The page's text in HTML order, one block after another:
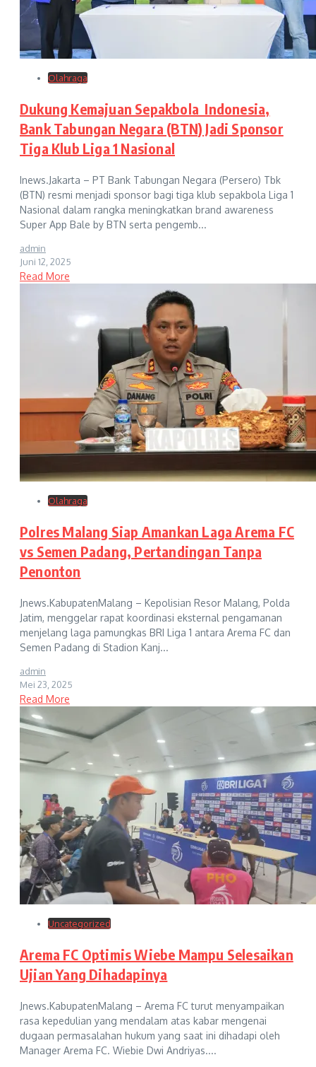
Olahraga
Dukung Kemajuan Sepakbola Indonesia,
Bank Tabungan Negara (BTN) Jadi Sponsor
Tiga Klub Liga 1 Nasional
Inews.Jakarta – PT Bank Tabungan Negara (Persero) Tbk
(BTN) resmi menjadi sponsor bagi tiga klub sepakbola Liga 1
Nasional dalam rangka meningkatkan brand awareness
Super App Bale by BTN serta pengemb...
admin
Juni 12, 2025
Read More
Olahraga
Polres Malang Siap Amankan Laga Arema FC
vs Semen Padang, Pertandingan Tanpa
Penonton
Jnews.KabupatenMalang – Kepolisian Resor Malang, Polda
Jatim, menggelar rapat koordinasi eksternal pengamanan
menjelang laga pamungkas BRI Liga 1 antara Arema FC dan
Semen Padang di Stadion Kanj...
admin
Mei 23, 2025
Read More
Uncategorized
Arema FC Optimis Wiebe Mampu Selesaikan
Ujian Yang Dihadapinya
Jnews.KabupatenMalang – Arema FC turut menyampaikan
rasa kepedulian yang mendalam atas kabar mengenai
dugaan permasalahan hukum yang saat ini dihadapi oleh
Manager Arema FC. Wiebie Dwi Andriyas....